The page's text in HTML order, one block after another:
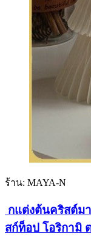
ร้าน: MAYA-N
กแต่งต้นคริสต์ม
สก์ท็อป โอริกามิ